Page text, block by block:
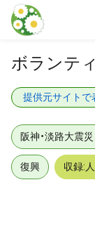
本文に飛ぶ
ボランテ
提供元サイトで
阪神・淡路大震
復興 収録: